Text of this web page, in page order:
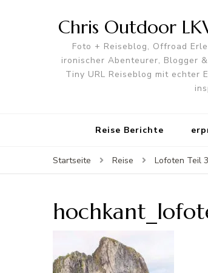
Chris Outdoor
Foto + Reiseblog, Offroad
ironischer Abenteurer, Blogger
Tiny URL Reiseblog mit echter
Reise Berichte
Startseite Reise Lofoten Teil